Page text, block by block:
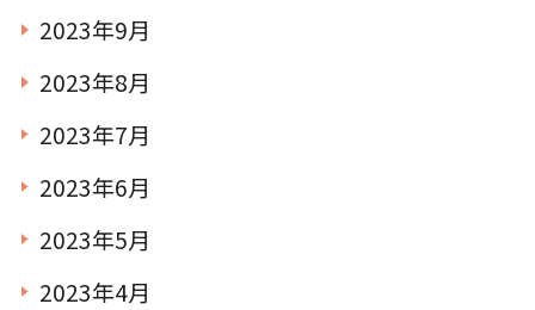
2023年9月
2023年8月
2023年7月
2023年6月
2023年5月
2023年4月